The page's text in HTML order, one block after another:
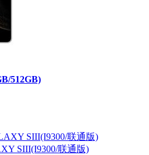
512GB)
SIII(I9300/联通版)